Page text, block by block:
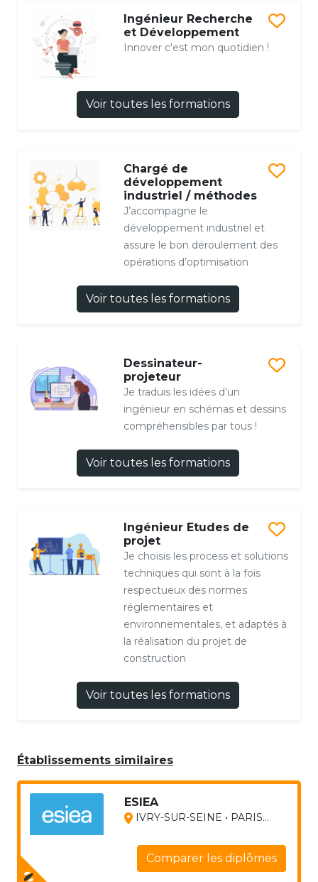
Ingénieur Recherche
et Développement
Innover c'est mon quotidien !
Voir toutes les formations
Chargé de
développement
industriel / méthodes
J’accompagne le
développement industriel et
assure le bon déroulement des
opérations d’optimisation
Voir toutes les formations
Dessinateur-
projeteur
Je traduis les idées d’un
ingénieur en schémas et dessins
compréhensibles par tous !
Voir toutes les formations
Ingénieur Etudes de
projet
Je choisis les process et solutions
techniques qui sont à la fois
respectueux des normes
réglementaires et
environnementales, et adaptés à
la réalisation du projet de
construction
Voir toutes les formations
Établissements similaires
ESIEA
IVRY-SUR-SEINE • PARIS...
Comparer les diplômes